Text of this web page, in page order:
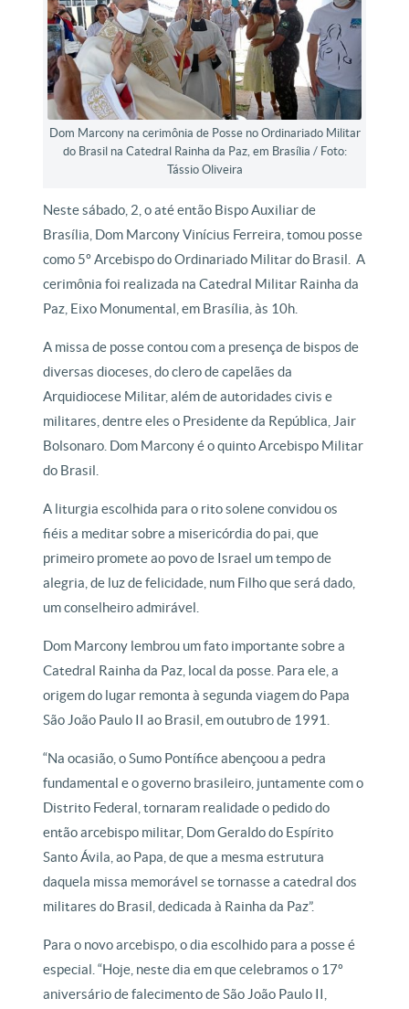
Dom Marcony na cerimônia de Posse no Ordinariado Militar
do Brasil na Catedral Rainha da Paz, em Brasília / Foto:
Tássio Oliveira
Neste sábado, 2, o até então Bispo Auxiliar de
Brasília, Dom Marcony Vinícius Ferreira, tomou posse
como 5º Arcebispo do Ordinariado Militar do Brasil. A
cerimônia foi realizada na Catedral Militar Rainha da
Paz, Eixo Monumental, em Brasília, às 10h.
A missa de posse contou com a presença de bispos de
diversas dioceses, do clero de capelães da
Arquidiocese Militar, além de autoridades civis e
militares, dentre eles o Presidente da República, Jair
Bolsonaro. Dom Marcony é o quinto Arcebispo Militar
do Brasil.
A liturgia escolhida para o rito solene convidou os
fiéis a meditar sobre a misericórdia do pai, que
primeiro promete ao povo de Israel um tempo de
alegria, de luz de felicidade, num Filho que será dado,
um conselheiro admirável.
Dom Marcony lembrou um fato importante sobre a
Catedral Rainha da Paz, local da posse. Para ele, a
origem do lugar remonta à segunda viagem do Papa
São João Paulo II ao Brasil, em outubro de 1991.
“Na ocasião, o Sumo Pontífice abençoou a pedra
fundamental e o governo brasileiro, juntamente com o
Distrito Federal, tornaram realidade o pedido do
então arcebispo militar, Dom Geraldo do Espírito
Santo Ávila, ao Papa, de que a mesma estrutura
daquela missa memorável se tornasse a catedral dos
militares do Brasil, dedicada à Rainha da Paz”.
Para o novo arcebispo, o dia escolhido para a posse é
especial. “Hoje, neste dia em que celebramos o 17º
aniversário de falecimento de São João Paulo II,